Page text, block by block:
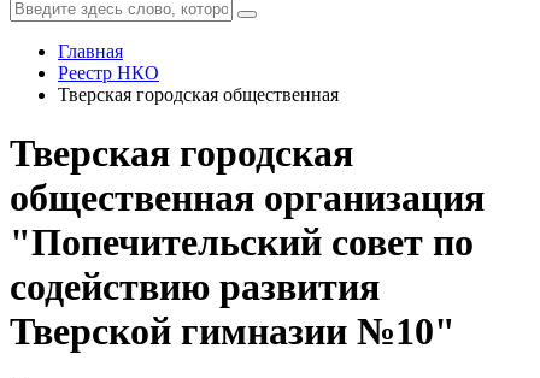
Главная
Реестр НКО
Тверская городская общественная
Тверская городская
общественная организация
"Попечительский совет по
содействию развития
Тверской гимназии №10"